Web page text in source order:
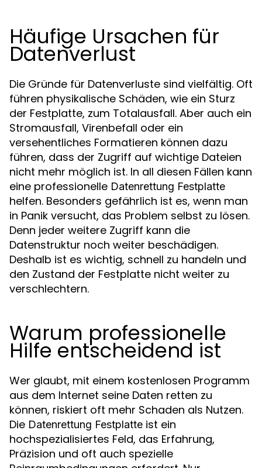
Häufige Ursachen für
Datenverlust
Die Gründe für Datenverluste sind vielfältig. Oft
führen physikalische Schäden, wie ein Sturz
der Festplatte, zum Totalausfall. Aber auch ein
Stromausfall, Virenbefall oder ein
versehentliches Formatieren können dazu
führen, dass der Zugriff auf wichtige Dateien
nicht mehr möglich ist. In all diesen Fällen kann
eine professionelle Datenrettung Festplatte
helfen. Besonders gefährlich ist es, wenn man
in Panik versucht, das Problem selbst zu lösen.
Denn jeder weitere Zugriff kann die
Datenstruktur noch weiter beschädigen.
Deshalb ist es wichtig, schnell zu handeln und
den Zustand der Festplatte nicht weiter zu
verschlechtern.
Warum professionelle
Hilfe entscheidend ist
Wer glaubt, mit einem kostenlosen Programm
aus dem Internet seine Daten retten zu
können, riskiert oft mehr Schaden als Nutzen.
Die Datenrettung Festplatte ist ein
hochspezialisiertes Feld, das Erfahrung,
Präzision und oft auch spezielle